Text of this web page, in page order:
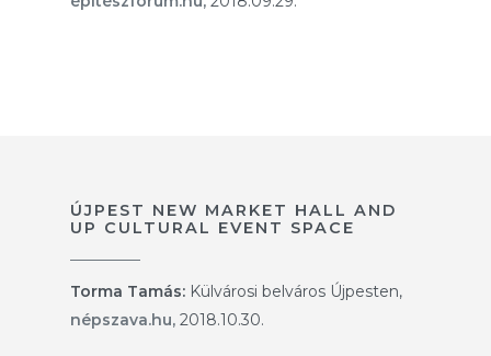
ÚJPEST NEW MARKET HALL AND
UP CULTURAL EVENT SPACE
Torma Tamás: Külvárosi belváros Újpesten,
népszava.hu, 2018.10.30.